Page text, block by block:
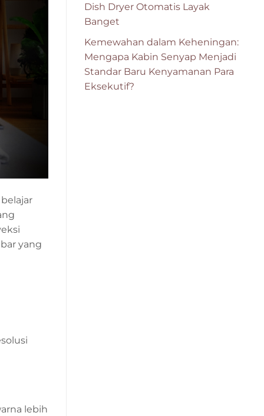
yang
lebih
Dish Dryer Otomatis Layak
Banget
Kemewahan dalam Keheningan:
Mengapa Kabin Senyap Menjadi
Standar Baru Kenyamanan Para
Eksekutif?